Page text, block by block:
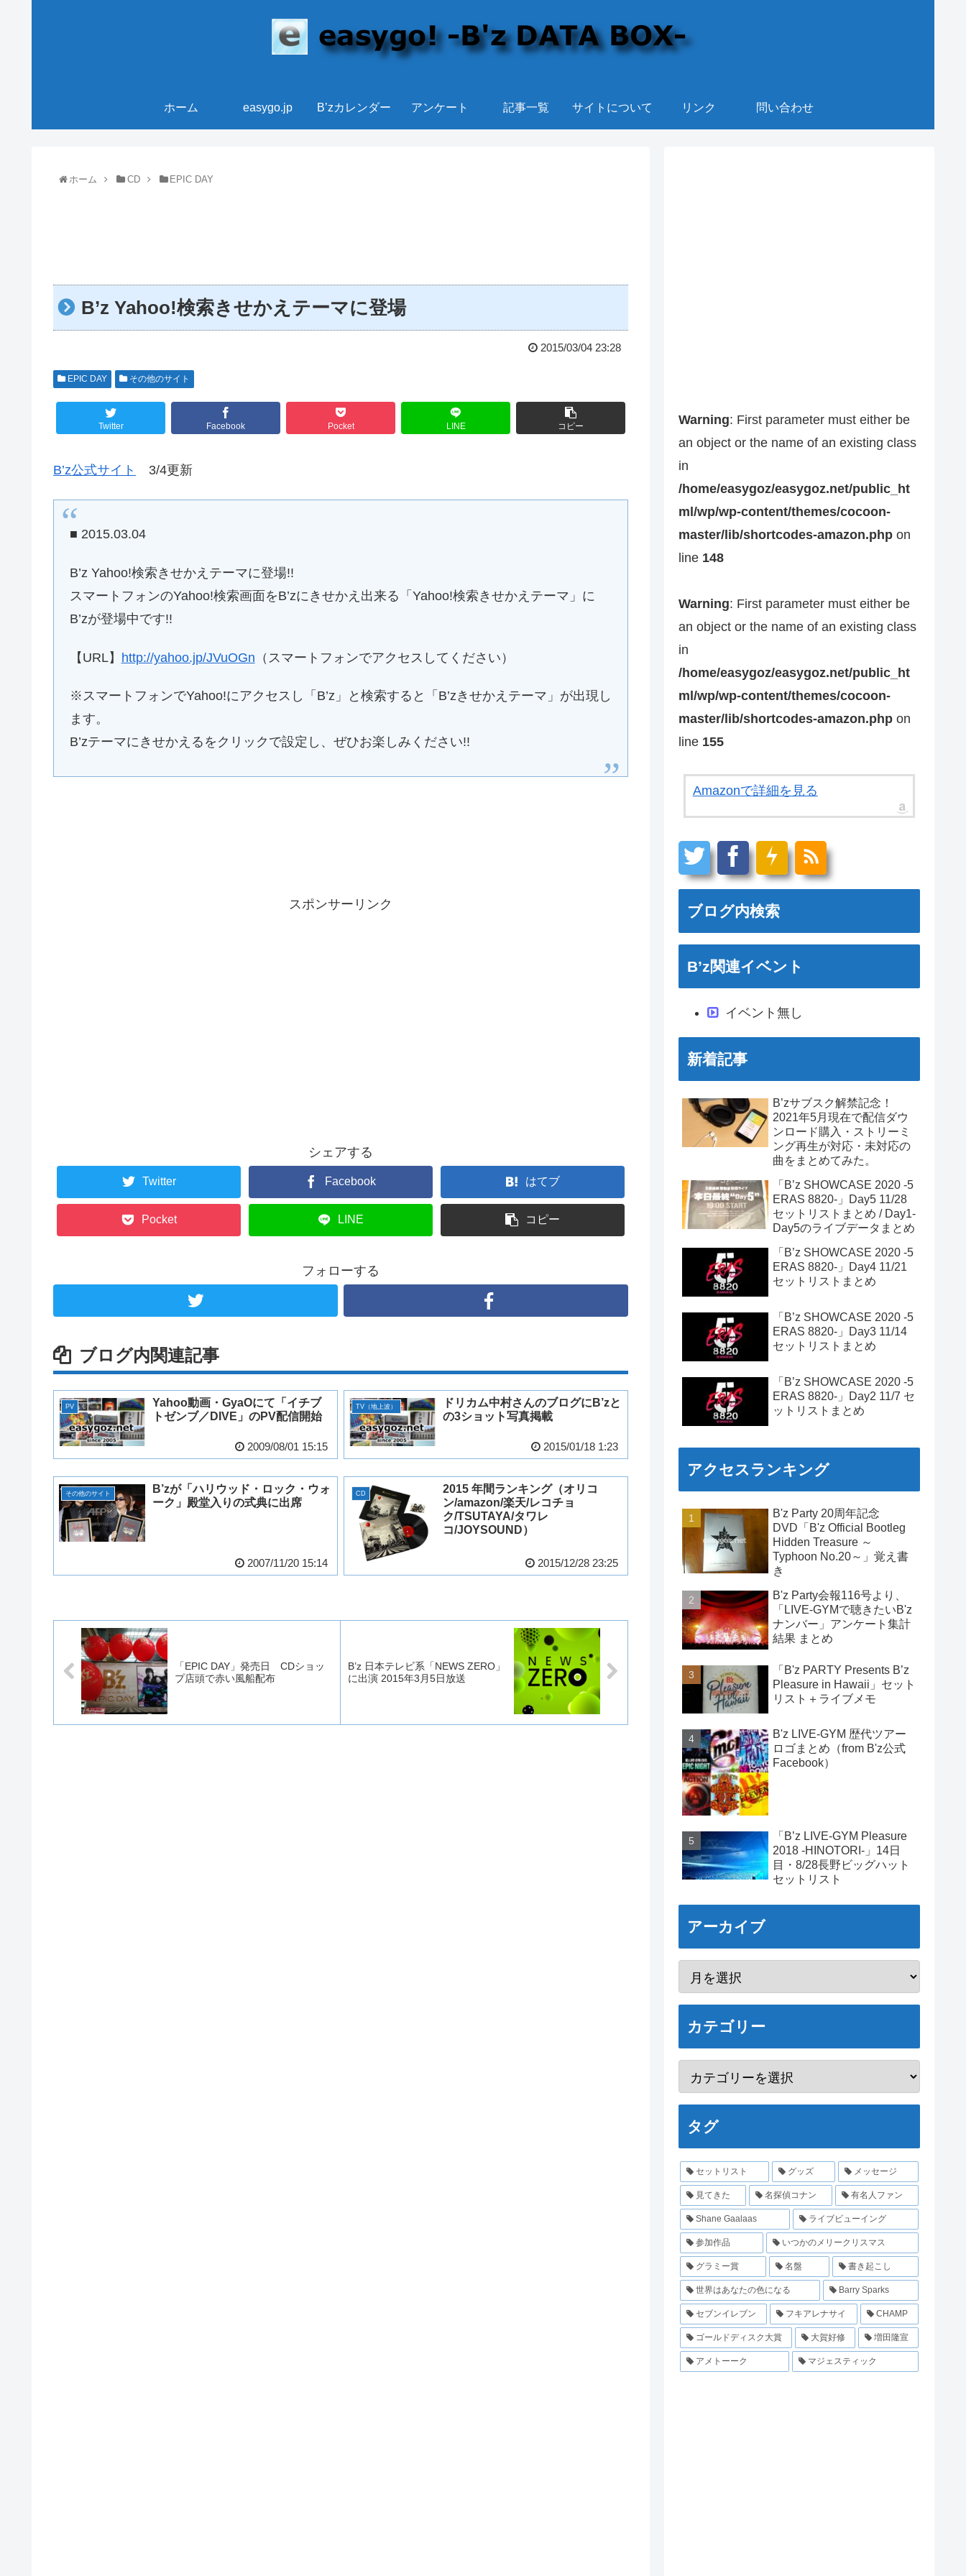
ホーム easygo.jp B’zカレンダー アンケート 記事一覧 サイトについて リンク 問い合わせ
ホーム CD EPIC DAY
B’z Yahoo!検索きせかえテーマに登場
2015/03/04 23:28
EPIC DAY その他のサイト
Twitter Facebook Pocket LINE コピー
B’z公式サイト 3/4更新
■ 2015.03.04
B’z Yahoo!検索きせかえテーマに登場!!
スマートフォンのYahoo!検索画面をB’zにきせかえ出来る「Yahoo!検索きせかえテーマ」に
B’zが登場中です!!
【URL】 http://yahoo.jp/JVuOGn （スマートフォンでアクセスしてください）
※スマートフォンでYahoo!にアクセスし「B’z」と検索すると「B’zきせかえテーマ」が出現し
ます。
B’zテーマにきせかえるをクリックで設定し、ぜひお楽しみください!!
スポンサーリンク
シェアする
Twitter Facebook はてブ
Pocket LINE コピー
フォローする
ブログ内関連記事
PV
Yahoo動画・GyaOにて「イチブ
トゼンブ／DIVE」のPV配信開始
2009/08/01 15:15
TV（地上波）
ドリカム中村さんのブログにB’zと
の3ショット写真掲載
2015/01/18 1:23
その他のサイト
B’zが「ハリウッド・ロック・ウォ
ーク」殿堂入りの式典に出席
2007/11/20 15:14
CD
2015 年間ランキング（オリコ
ン/amazon/楽天/レコチョ
ク/TSUTAYA/タワレ
コ/JOYSOUND）
2015/12/28 23:25
「EPIC DAY」発売日 CDショッ
プ店頭で赤い風船配布
B’z 日本テレビ系「NEWS ZERO」
に出演 2015年3月5日放送
Warning: First parameter must either be
an object or the name of an existing class
in
/home/easygoz/easygoz.net/public_ht
ml/wp/wp-content/themes/cocoon-
master/lib/shortcodes-amazon.php on
line 148
Warning: First parameter must either be
an object or the name of an existing class
in
/home/easygoz/easygoz.net/public_ht
ml/wp/wp-content/themes/cocoon-
master/lib/shortcodes-amazon.php on
line 155
Amazonで詳細を見る
ブログ内検索
B’z関連イベント
イベント無し
新着記事
B’zサブスク解禁記念！
2021年5月現在で配信ダウ
ンロード購入・ストリーミ
ング再生が対応・未対応の
曲をまとめてみた。
「B’z SHOWCASE 2020 -5
ERAS 8820-」Day5 11/28
セットリストまとめ / Day1-
Day5のライブデータまとめ
「B’z SHOWCASE 2020 -5
ERAS 8820-」Day4 11/21
セットリストまとめ
「B’z SHOWCASE 2020 -5
ERAS 8820-」Day3 11/14
セットリストまとめ
「B’z SHOWCASE 2020 -5
ERAS 8820-」Day2 11/7 セ
ットリストまとめ
アクセスランキング
B'z Party 20周年記念
DVD「B'z Official Bootleg
Hidden Treasure ～
Typhoon No.20～」覚え書
き
B'z Party会報116号より、
「LIVE-GYMで聴きたいB'z
ナンバー」アンケート集計
結果 まとめ
「B'z PARTY Presents B’z
Pleasure in Hawaii」セット
リスト＋ライブメモ
B'z LIVE-GYM 歴代ツアー
ロゴまとめ（from B'z公式
Facebook）
「B’z LIVE-GYM Pleasure
2018 -HINOTORI-」14日
目・8/28長野ビッグハット
セットリスト
アーカイブ
カテゴリー
タグ
セットリスト グッズ メッセージ
見てきた 名探偵コナン 有名人ファン
Shane Gaalaas ライブビューイング
参加作品 いつかのメリークリスマス
グラミー賞 名盤 書き起こし
世界はあなたの色になる Barry Sparks
セブンイレブン フキアレナサイ CHAMP
ゴールドディスク大賞 大賀好修 増田隆宣
アメトーーク マジェスティック